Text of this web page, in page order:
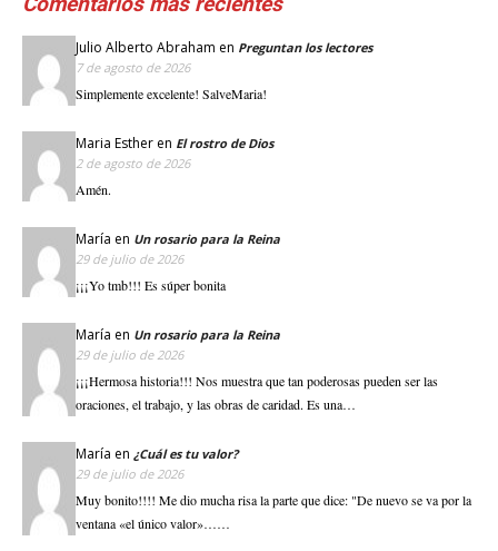
Julio Alberto Abraham en Preguntan los lectores
7 de agosto de 2026
Simplemente excelente! SalveMaria!
Maria Esther en El rostro de Dios
2 de agosto de 2026
Amén.
María en Un rosario para la Reina
29 de julio de 2026
¡¡¡Yo tmb!!! Es súper bonita
María en Un rosario para la Reina
29 de julio de 2026
¡¡¡Hermosa historia!!! Nos muestra que tan poderosas pueden ser las
oraciones, el trabajo, y las obras de caridad. Es una…
María en ¿Cuál es tu valor?
29 de julio de 2026
Muy bonito!!!! Me dio mucha risa la parte que dice: "De nuevo se va por la
ventana «el único valor»……